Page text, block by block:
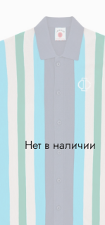
Нет в наличии